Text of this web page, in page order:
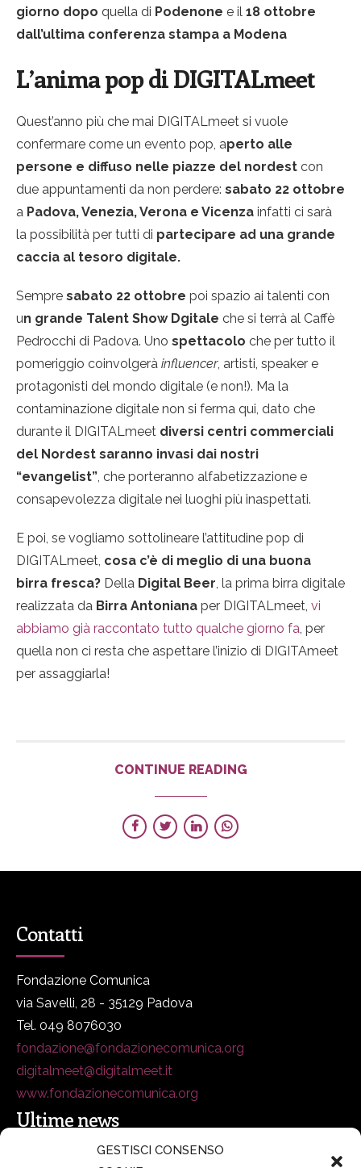
GESTISCI CONSENSO
giorno dopo quella di Podenone e il 18 ottobre
dall’ultima conferenza stampa a Modena
L’anima pop di DIGITALmeet
Quest’anno più che mai DIGITALmeet si vuole
confermare come un evento pop, aperto alle
persone e diffuso nelle piazze del nordest con
due appuntamenti da non perdere: sabato 22 ottobre
a Padova, Venezia, Verona e Vicenza infatti ci sarà
la possibilità per tutti di partecipare ad una grande
caccia al tesoro digitale.
Sempre sabato 22 ottobre poi spazio ai talenti con
un grande Talent Show Dgitale che si terrà al Caffè
Pedrocchi di Padova. Uno spettacolo che per tutto il
pomeriggio coinvolgerà influencer, artisti, speaker e
protagonisti del mondo digitale (e non!). Ma la
contaminazione digitale non si ferma qui, dato che
durante il DIGITALmeet diversi centri commerciali
del Nordest saranno invasi dai nostri
“evangelist”, che porteranno alfabetizzazione e
consapevolezza digitale nei luoghi più inaspettati.
E poi, se vogliamo sottolineare l’attitudine pop di
DIGITALmeet, cosa c’è di meglio di una buona
birra fresca? Della Digital Beer, la prima birra digitale
realizzata da Birra Antoniana per DIGITALmeet, vi
abbiamo già raccontato tutto qualche giorno fa, per
quella non ci resta che aspettare l’inizio di DIGITAmeet
per assaggiarla!
CONTINUE READING
Contatti
Fondazione Comunica
via Savelli, 28 - 35129 Padova
Tel. 049 8076030
fondazione@fondazionecomunica.org
digitalmeet@digitalmeet.it
www.fondazionecomunica.org
Ultime news